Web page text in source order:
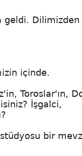
geldi. Dilimizden
içinde.
Toroslar'ın,
İşgalci,
bir